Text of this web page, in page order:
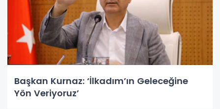
Başkan Kurnaz: ‘İlkadım’ın Geleceğine
Yön Veriyoruz’